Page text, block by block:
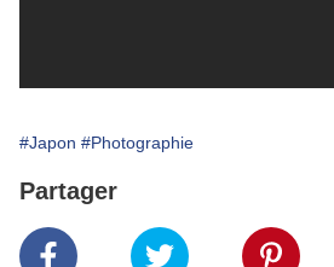
#Japon #Photographie
Partager